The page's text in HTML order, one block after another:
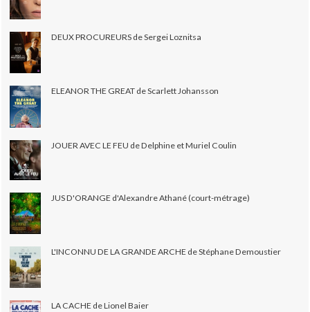
DEUX PROCUREURS de Sergei Loznitsa
ELEANOR THE GREAT de Scarlett Johansson
JOUER AVEC LE FEU de Delphine et Muriel Coulin
JUS D'ORANGE d'Alexandre Athané (court-métrage)
L'INCONNU DE LA GRANDE ARCHE de Stéphane Demoustier
LA CACHE de Lionel Baier